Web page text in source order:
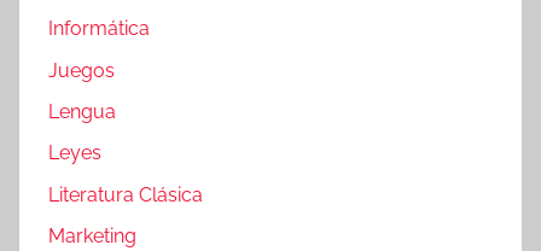
Informática
Juegos
Lengua
Leyes
Literatura Clásica
Marketing